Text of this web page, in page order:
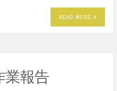
READ MORE
報告